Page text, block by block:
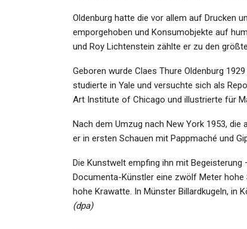
Oldenburg hatte die vor allem auf Drucken
emporgehoben und Konsumobjekte auf
und Roy Lichtenstein zählte er zu den
Geboren wurde Claes Thure Oldenburg
studierte in Yale und versuchte sich als
Art Institute of Chicago und illustrierte für
Nach dem Umzug nach New York 1953,
er in ersten Schauen mit Pappmaché und
Die Kunstwelt empfing ihn mit
Documenta-Künstler eine zwölf Meter
hohe Krawatte. In Münster Billardkugeln, in
(dpa)
GESUNDHEIT
Korfu: “Wir Befinden